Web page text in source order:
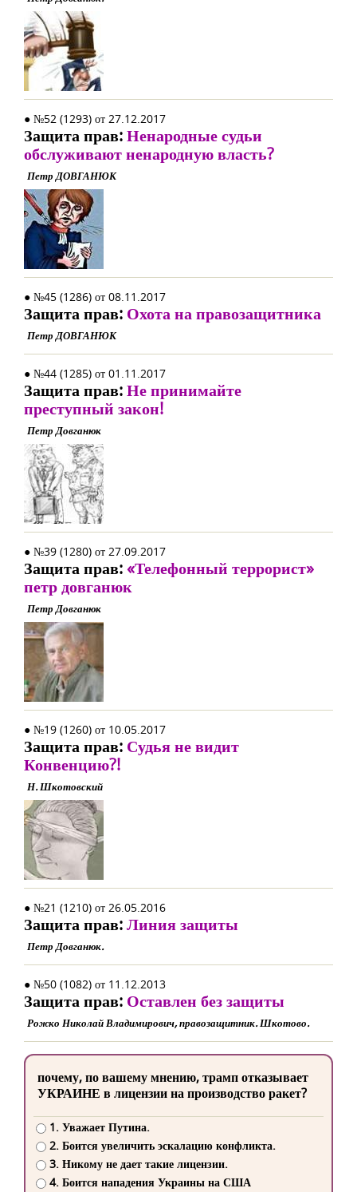
● №52 (1293) от 27.12.2017
Защита прав:Ненародные судьи
обслуживают ненародную власть?
Петр ДОВГАНЮК
● №45 (1286) от 08.11.2017
Защита прав: Охота на правозащитника
Петр ДОВГАНЮК
● №44 (1285) от 01.11.2017
Защита прав:Не принимайте
преступный закон!
Петр Довганюк
● №39 (1280) от 27.09.2017
Защита прав:«Телефонный террорист»
петр довганюк
Петр Довганюк
● №19 (1260) от 10.05.2017
Защита прав: Судья не видит
Конвенцию?!
Н. Шкотовский
● №21 (1210) от 26.05.2016
Защита прав:Линия защиты
Петр Довганюк.
● №50 (1082) от 11.12.2013
Защита прав: Оставлен без защиты
Рожко Николай Владимирович, правозащитник. Шкотово.
почему, по вашему мнению, трамп отказывает
УКРАИНЕ в лицензии на производство ракет?
1. Уважает Путина.
2. Боится увеличить эскалацию конфликта.
3. Никому не дает такие лицензии.
4. Боится нападения Украины на США